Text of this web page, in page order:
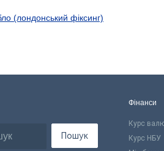
(лондонський фіксинг)
Пошук
Фінанси
Курс
Курс НБУ